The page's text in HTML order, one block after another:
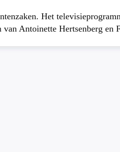
Het
Antoinette Hertsenberg en